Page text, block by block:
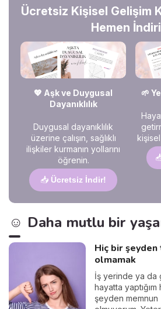
sebepleri ve
vermeniz
keşfedeceğiz.
anlamlandıralım!
Ücretsiz Kişisel Gelişim
Hemen
💖 Aşk ve Duygusal
Dayanıklılık
Duygusal dayanıklılık
üzerine çalışın, sağlıklı
ilişkiler kurmanın yollarını
öğrenin.
📥 Ücretsiz İndir!
🌱
☺️ Daha mutlu bir
Hiç bir
olmamak
İş yerinde ya da
hayatta yaptığım
şeyden memnun